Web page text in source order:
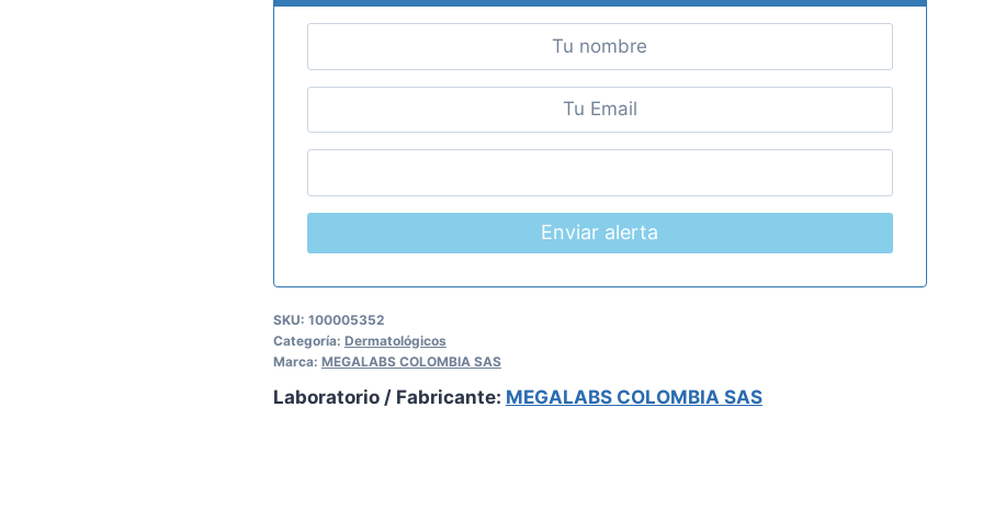
Enviar alerta
SKU: 100005352
Categoría: Dermatológicos
Marca: MEGALABS COLOMBIA SAS
Laboratorio / Fabricante: MEGALABS COLOMBIA SAS